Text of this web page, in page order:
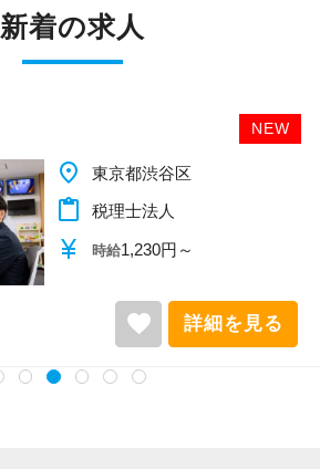
新着の求人
NEW
place 千葉県柏市
content_paste 税理士法人
currency_yen 時給1,140円～
favorite 詳細を見る